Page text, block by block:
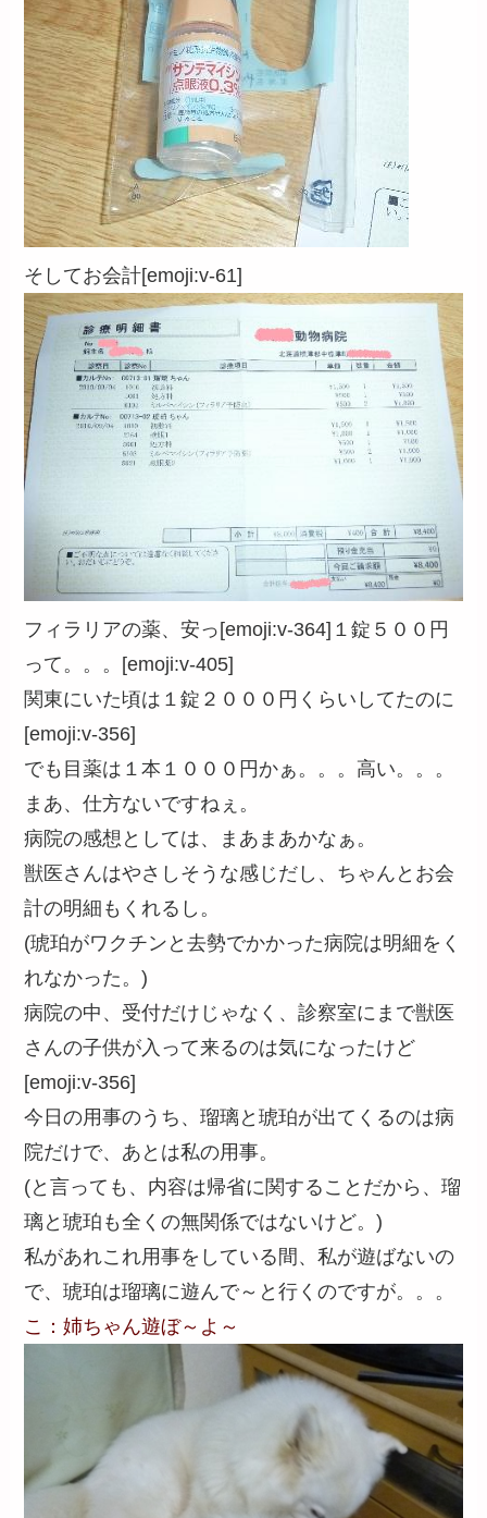
そしてお会計[emoji:v-61]
フィラリアの薬、安っ[emoji:v-364]１錠５００円
って。。。[emoji:v-405]
関東にいた頃は１錠２０００円くらいしてたのに
[emoji:v-356]
でも目薬は１本１０００円かぁ。。。高い。。。
まあ、仕方ないですねぇ。
病院の感想としては、まあまあかなぁ。
獣医さんはやさしそうな感じだし、ちゃんとお会
計の明細もくれるし。
(琥珀がワクチンと去勢でかかった病院は明細をく
れなかった。)
病院の中、受付だけじゃなく、診察室にまで獣医
さんの子供が入って来るのは気になったけど
[emoji:v-356]
今日の用事のうち、瑠璃と琥珀が出てくるのは病
院だけで、あとは私の用事。
(と言っても、内容は帰省に関することだから、瑠
璃と琥珀も全くの無関係ではないけど。)
私があれこれ用事をしている間、私が遊ばないの
で、琥珀は瑠璃に遊んで～と行くのですが。。。
こ：姉ちゃん遊ぼ～よ～